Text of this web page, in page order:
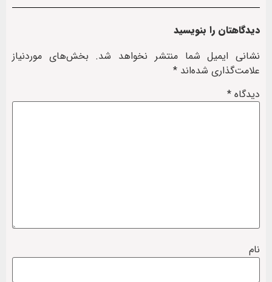
دیدگاهتان را بنویسید
نشانی ایمیل شما منتشر نخواهد شد. بخش‌های موردنیاز
علامت‌گذاری شده‌اند *
دیدگاه *
نام